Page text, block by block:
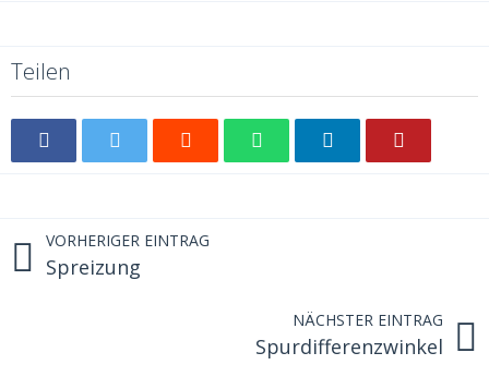
Teilen
VORHERIGER EINTRAG
Spreizung
NÄCHSTER EINTRAG
Spurdifferenzwinkel